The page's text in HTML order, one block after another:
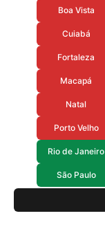
Boa Vista
Cuiabá
Fortaleza
Macapá
Natal
Porto Velho
Rio de Janeiro
São Paulo